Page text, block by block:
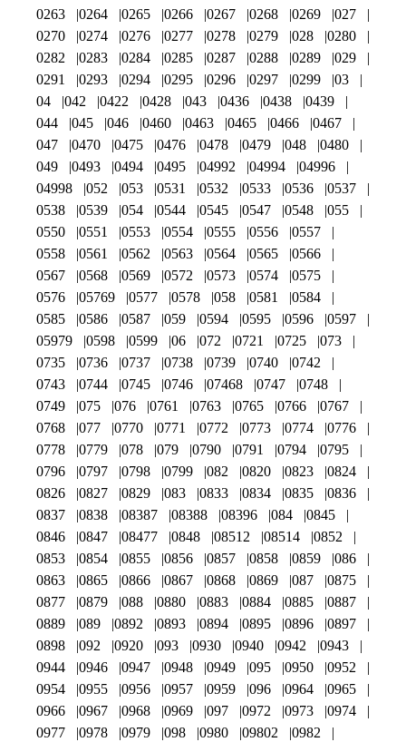
0263
0264 0265 0266 0267 0268 0269
027
0270
0274 0276 0277 0278 0279 028
0280
0282
0283 0284 0285 0287 0288 0289
029
0291
0293 0294 0295 0296 0297 0299
03
04
042 0422 0428 043 0436 0438
0439
044
045 046 0460 0463 0465 0466
0467
047
0470 0475 0476 0478 0479 048
0480
049
0493 0494 0495 04992 04994
04996
04998
052 053 0531 0532 0533 0536
0537
0538
0539 054 0544 0545 0547 0548
055
0550
0551 0553 0554 0555 0556
0557
0558
0561 0562 0563 0564 0565
0566
0567
0568 0569 0572 0573 0574
0575
0576
05769 0577 0578 058 0581
0584
0585
0586 0587 059 0594 0595 0596
0597
05979
0598 0599 06 072 0721 0725
073
0735
0736 0737 0738 0739 0740
0742
0743
0744 0745 0746 07468 0747
0748
0749
075 076 0761 0763 0765 0766
0767
0768
077 0770 0771 0772 0773 0774
0776
0778
0779 078 079 0790 0791 0794
0795
0796
0797 0798 0799 082 0820 0823
0824
0826
0827 0829 083 0833 0834 0835
0836
0837
0838 08387 08388 08396 084
0845
0846
0847 08477 0848 08512 08514
0852
0853
0854 0855 0856 0857 0858 0859
086
0863
0865 0866 0867 0868 0869 087
0875
0877
0879 088 0880 0883 0884 0885
0887
0889
089 0892 0893 0894 0895 0896
0897
0898
092 0920 093 0930 0940 0942
0943
0944
0946 0947 0948 0949 095 0950
0952
0954
0955 0956 0957 0959 096 0964
0965
0966
0967 0968 0969 097 0972 0973
0974
0977
0978 0979 098 0980 09802
0982